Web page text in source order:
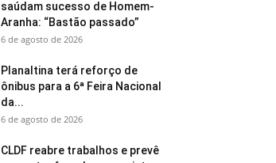
saúdam sucesso de Homem-
Aranha: “Bastão passado”
6 de agosto de 2026
Planaltina terá reforço de
ônibus para a 6ª Feira Nacional
da...
6 de agosto de 2026
CLDF reabre trabalhos e prevê